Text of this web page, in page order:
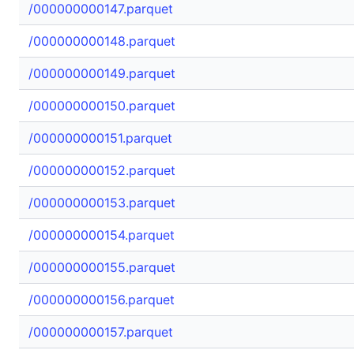
/000000000147.parquet
/000000000148.parquet
/000000000149.parquet
/000000000150.parquet
/000000000151.parquet
/000000000152.parquet
/000000000153.parquet
/000000000154.parquet
/000000000155.parquet
/000000000156.parquet
/000000000157.parquet